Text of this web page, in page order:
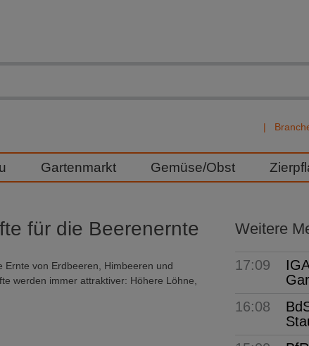
Gartenmarkt Gemüse/Obst
für die Beerenernte
Ernte von Erdbeeren, Himbeeren und
werden immer attraktiver: Höhere Löhne,
Weitere
17:09
16:08